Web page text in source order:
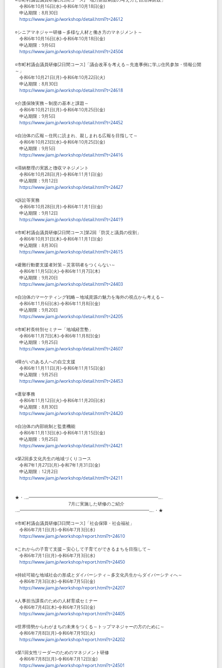
令和6年10月 16日(水)-令和6年10月 18日(金)
申込期限： 8月30日
https://www.jiam.jp/workshop/detail.html?t=24612
○シニアマネジャー研修～多様な人材と働き方のマネジメント～
令和6年10月 16日(水)-令和6年10月 18日(金)
申込期限： 9月6日
https://www.jiam.jp/workshop/detail.html?t=24504
○市町村議会議員研修[2日間コース] 「議会改革を考える～先進事例に学ぶ住民参加・情報公開
～」
令和6年10月21日(月)-令和6年10月22日(火)
申込期限： 8月30日
https://www.jiam.jp/workshop/detail.html?t=24618
○介護保険実務～制度の基本と課題～
令和6年10月21日(月)-令和6年10月25日(金)
申込期限： 9月5日
https://www.jiam.jp/workshop/detail.html?t=24452
○自治体の広報～住民に読まれ、親しまれる広報を目指して～
令和6年10月23日(水)-令和6年10月25日(金)
申込期限： 9月5日
https://www.jiam.jp/workshop/detail.html?t=24416
○滞納整理の実践と徴収マネジメント
令和6年10月28日(月)-令和6年11月 1日(金)
申込期限： 9月 12日
https://www.jiam.jp/workshop/detail.html?t=24427
○訴訟等実務
令和6年10月28日(月)-令和6年11月 1日(金)
申込期限： 9月 12日
https://www.jiam.jp/workshop/detail.html?t=24419
○市町村議会議員研修[2日間コース]第2回「防災と議員の役割」
令和6年10月31日(木)-令和6年11月 1日(金)
申込期限： 8月30日
https://www.jiam.jp/workshop/detail.html?t=24615
○避難行動要支援者対策～災害弱者をつくらない～
令和6年11月5日(火)-令和6年11月7日(木)
申込期限： 9月20日
https://www.jiam.jp/workshop/detail.html?t=24403
○自治体のマーケティング戦略～地域資源の魅力を海外の視点から考える～
令和6年11月6日(水)-令和6年11月8日(金)
申込期限： 9月20日
https://www.jiam.jp/workshop/detail.html?t=24205
○市町村長特別セミナー「地域経営塾」
令和6年11月7日(木)-令和6年11月8日(金)
申込期限： 9月25日
https://www.jiam.jp/workshop/detail.html?t=24607
○障がいのある人への自立支援
令和6年11月 11日(月)-令和6年11月 15日(金)
申込期限： 9月25日
https://www.jiam.jp/workshop/detail.html?t=24453
○選挙事務
令和6年11月 12日(火)-令和6年11月20日(水)
申込期限： 8月30日
https://www.jiam.jp/workshop/detail.html?t=24420
○自治体の内部統制と監査機能
令和6年11月 13日(水)-令和6年11月 15日(金)
申込期限： 9月25日
https://www.jiam.jp/workshop/detail.html?t=24421
○第2回多文化共生の地域づくりコース
令和7年1月27日(月)-令和7年1月31日(金)
申込期限： 12月2日
https://www.jiam.jp/workshop/detail.html?t=24211
★・‥...━━━━━━━━━━━━━━━━━━━━━━━━━━━━━...‥
7月に実施した研修のご紹介
‥...━━━━━━━━━━━━━━━━━━━━━━━━━━━━━...‥・★
○市町村議会議員研修[3日間コース] 「社会保障・社会福祉」
令和6年7月 1日(月)-令和6年7月3日(水)
https://www.jiam.jp/workshop/report.html?t=24610
○これからの子育て支援～安心して子育てができるまちを目指して～
令和6年7月 1日(月)-令和6年7月3日(水)
https://www.jiam.jp/workshop/report.html?t=24450
○持続可能な地域社会の形成とダイバーシティ～多文化共生からダイバーシティへ～
令和6年7月3日(水)-令和6年7月5日(金)
https://www.jiam.jp/workshop/report.html?t=24207
○人事担当課長のための人材育成セミナー
令和6年7月4日(木)-令和6年7月5日(金)
https://www.jiam.jp/workshop/report.html?t=24405
○世界情勢からわがまちの未来をつくる～トップマネジャーの方のために～
令和6年7月8日(月)-令和6年7月9日(火)
https://www.jiam.jp/workshop/report.html?t=24202
○第1回女性リーダーのためのマネジメント研修
令和6年7月8日(月)-令和6年7月 12日(金)
https://www.jiam.jp/workshop/report.html?t=24501